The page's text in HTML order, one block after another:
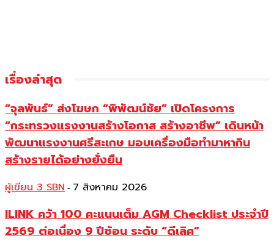
เรื่องล่าสุด
“จุลพันธ์” ส่งโฆษก “พิพัฒน์ชัย” เปิดโครงการ
“กระทรวงแรงงานสร้างโอกาส สร้างอาชีพ” เดินหน้า
พัฒนาแรงงานศรีสะเกษ มอบเครื่องมือทำมาหากิน
สร้างรายได้อย่างยั่งยืน
ผู้เขียน 3 SBN - 7 สิงหาคม 2026
ILINK คว้า 100 คะแนนเต็ม AGM Checklist ประจำปี
2569 ต่อเนื่อง 9 ปีซ้อน ระดับ “ดีเลิศ”